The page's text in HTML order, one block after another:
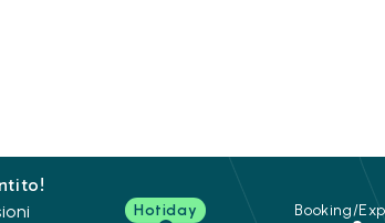
Hotiday
Booking/